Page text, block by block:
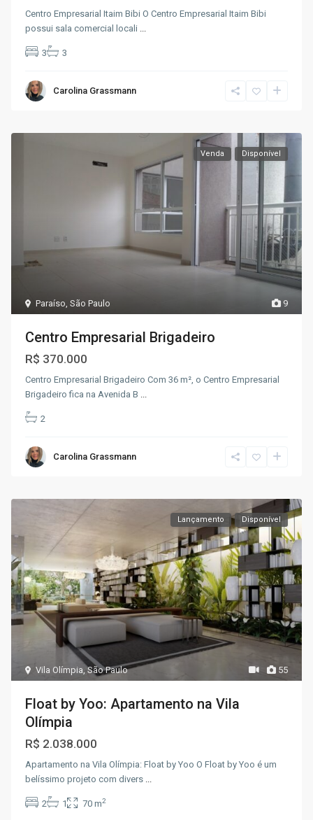
Centro Empresarial Itaim Bibi O Centro Empresarial Itaim Bibi
possui sala comercial locali
3 3
Carolina Grassmann
9
Paraíso,São Paulo
Venda Disponível
Centro Empresarial Brigadeiro
R$ 370.000
Centro Empresarial Brigadeiro Com 36 m², o Centro Empresarial
Brigadeiro fica na Avenida B ...
2
Carolina Grassmann
55
Vila Olímpia,São Paulo
Lançamento Disponível
Float by Yoo: Apartamento na Vila
Olímpia
R$ 2.038.000
Apartamento na Vila Olímpia: Float by Yoo O Float by Yoo é um
belíssimo projeto com divers ...
2 1 70 m2